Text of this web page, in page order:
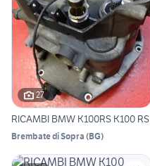
27
RICAMBI BMW K100RS K100 RS
Brembate di Sopra (BG)